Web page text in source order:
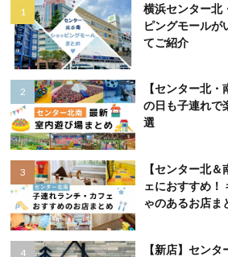
横浜センター北
ピングモールが
てご紹介
【センター北
の日も子連れで
選
【センター北
ェにおすすめ！
ゃのあるお店ま
【新店】セン